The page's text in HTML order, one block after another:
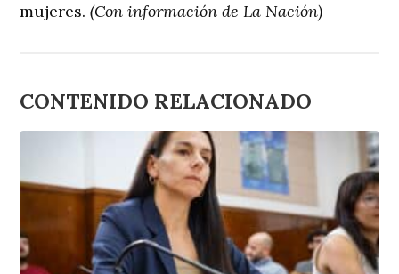
mujeres.(Con información de La Nación)
CONTENIDO RELACIONADO